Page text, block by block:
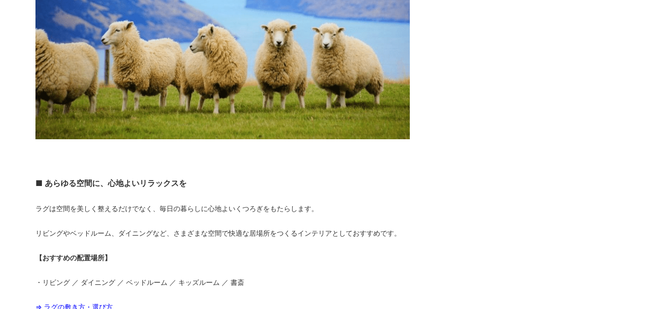
■ あらゆる空間に、心地よいリラックスを
ラグは空間を美しく整えるだけでなく、毎日の暮らしに心地よいくつろぎをもたらします。
リビングやベッドルーム、ダイニングなど、さまざまな空間で快適な居場所をつくるインテリアとしておすすめです。
【おすすめの配置場所】
・リビング ／ ダイニング ／ ベッドルーム ／ キッズルーム ／ 書斎
⇒ ラグの敷き方・選び方